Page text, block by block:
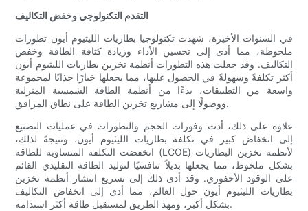
التقدم التكنولوجي وخفض التكاليف
في السنوات الأخيرة، شهدت تكنولوجيا بطاريات الليثيوم أيون تطورات
ملحوظة، مما أدى إلى تحسين الأداء وزيادة كثافة الطاقة وخفض
التكاليف. وقد جعلت هذه التطورات أنظمة تخزين بطاريات الليثيوم أيون
أكثر تكلفةً وسهولةً في الحصول عليها، مما يجعلها خيارًا جذابًا لمجموعة
واسعة من التطبيقات، بدءًا من أنظمة الطاقة الشمسية المنزلية
ووصولًا إلى مشاريع تخزين الطاقة على نطاق المرافق.
علاوة على ذلك، أدت وفورات الحجم والتطورات في عمليات التصنيع
إلى انخفاض كبير في تكلفة بطاريات الليثيوم أيون. ونتيجةً لذلك،
انخفضت التكلفة المتساوية للطاقة (LCOE) لأنظمة تخزين البطاريات
بشكل ملحوظ، مما يجعلها بديلاً تنافسيًا لتوليد الطاقة التقليدي القائم
على الوقود الأحفوري. وقد أدى ذلك إلى تسريع انتشار أنظمة تخزين
بطاريات الليثيوم أيون حول العالم، مما أدى إلى انخفاض التكاليف
بشكل أكبر، ومهد الطريق لمستقبل طاقة أكثر استدامة.